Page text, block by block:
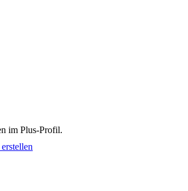
im Plus-Profil.